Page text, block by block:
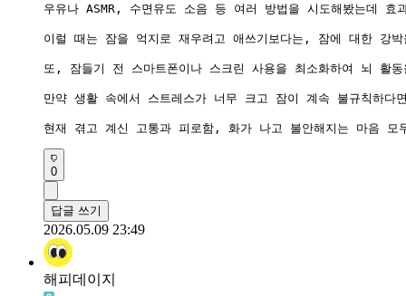
우유나 ASMR, 수면유도 소음 등 여러 방법을 시도해봤는데
이럴 때는 잠을 억지로 재우려고 애쓰기보다는, 잠에 대한 강
또, 잠들기 전 스마트폰이나 스크린 사용을 최소화하여 뇌 활
만약 생활 속에서 스트레스가 너무 크고 잠이 계속 불규칙하
현재 겪고 계신 고통과 피로함, 화가 나고 불안해지는 마음
0
답글 쓰기
2026.05.09 23:49
해피데이지